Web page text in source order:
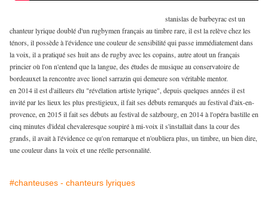
stanislas de barbeyrac est un
chanteur lyrique doublé d'un rugbymen français au timbre rare, il est la relève chez les
ténors, il possède à l'évidence une couleur de sensibilité qui passe immédiatement dans
la voix, il a pratiqué ses huit ans de rugby avec les copains, autre atout un français
princier où l'on n'entend que la langue, des études de musique au conservatoire de
bordeauxet la rencontre avec lionel sarrazin qui demeure son véritable mentor.
en 2014 il est d'ailleurs élu "révélation artiste lyrique", depuis quelques années il est
invité par les lieux les plus prestigieux, il fait ses débuts remarqués au festival d'aix-en-
provence, en 2015 il fait ses débuts au festival de salzbourg, en 2014 à l'opéra bastille en
cinq minutes d'idéal chevaleresque soupiré à mi-voix il s'installait dans la cour des
grands, il avait à l'évidence ce qu'on remarque et n'oubliera plus, un timbre, un bien dire,
une couleur dans la voix et une réelle personnalité.
#chanteuses - chanteurs lyriques